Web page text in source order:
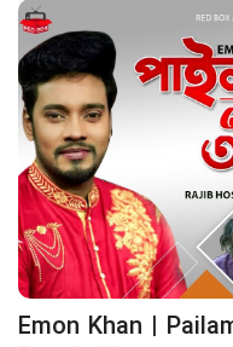
Emon Khan | Pailam